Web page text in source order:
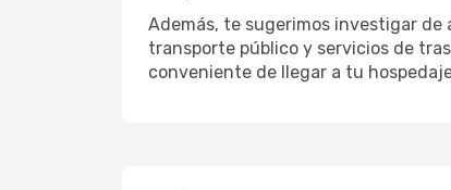
Además, te sugerimos investigar
transporte público y servicios de
conveniente de llegar a tu